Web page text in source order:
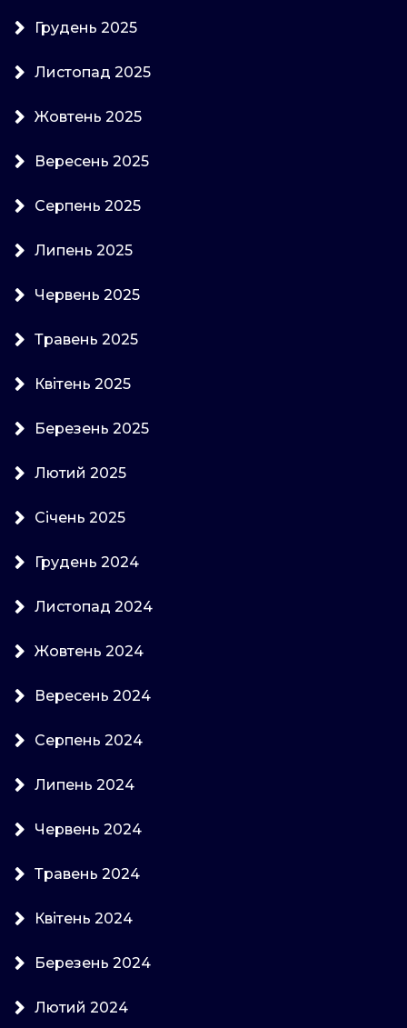
Грудень 2025
Листопад 2025
Жовтень 2025
Вересень 2025
Серпень 2025
Липень 2025
Червень 2025
Травень 2025
Квітень 2025
Березень 2025
Лютий 2025
Січень 2025
Грудень 2024
Листопад 2024
Жовтень 2024
Вересень 2024
Серпень 2024
Липень 2024
Червень 2024
Травень 2024
Квітень 2024
Березень 2024
Лютий 2024